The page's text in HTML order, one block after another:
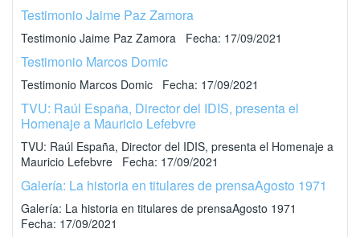
Testimonio Jaime Paz Zamora
Testimonio Jaime Paz Zamora Fecha: 17/09/2021
Testimonio Marcos Domic
Testimonio Marcos Domic Fecha: 17/09/2021
TVU: Raúl España, Director del IDIS, presenta el
Homenaje a Mauricio Lefebvre
TVU: Raúl España, Director del IDIS, presenta el Homenaje a
Mauricio Lefebvre Fecha: 17/09/2021
Galería: La historia en titulares de prensaAgosto 1971
Galería: La historia en titulares de prensaAgosto 1971
Fecha: 17/09/2021